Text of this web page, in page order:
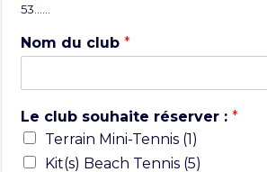
53……
Nom du club*
Le club souhaite réserver :*
Terrain Mini-Tennis (1)
Kit(s) Beach Tennis (5)